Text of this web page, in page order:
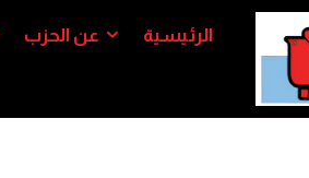
الرئيسية عن الحزب